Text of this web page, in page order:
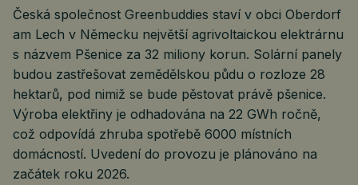
Česká společnost Greenbuddies staví v obci Oberdorf
am Lech v Německu největší agrivoltaickou elektrárnu
s názvem Pšenice za 32 miliony korun. Solární panely
budou zastřešovat zemědělskou půdu o rozloze 28
hektarů, pod nimiž se bude pěstovat právě pšenice.
Výroba elektřiny je odhadována na 22 GWh ročně,
což odpovídá zhruba spotřebě 6000 místních
domácností. Uvedení do provozu je plánováno na
začátek roku 2026.